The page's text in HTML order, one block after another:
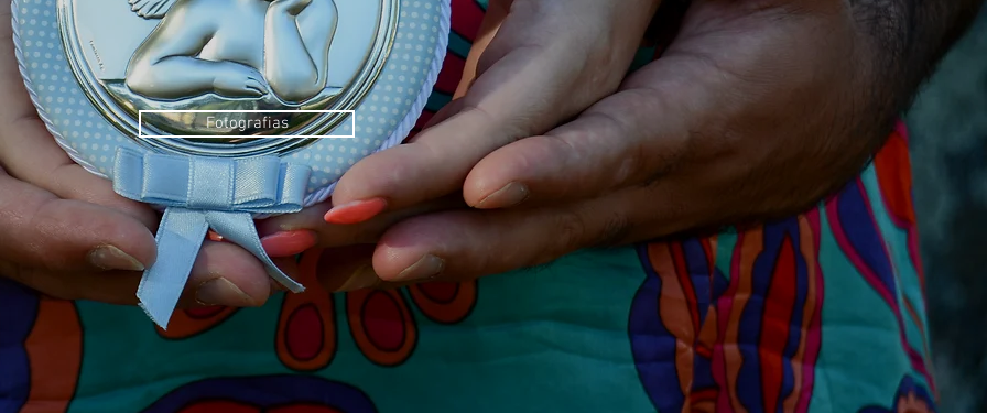
Fotografias